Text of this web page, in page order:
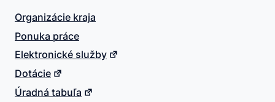
Organizácie kraja
Ponuka práce
Elektronické služby
Dotácie
Úradná tabuľa